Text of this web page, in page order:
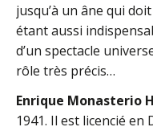
jusqu’à un âne qui
étant aussi
d’un spectacle
rôle très précis…
Enrique Monasterio
1941. Il est licencié